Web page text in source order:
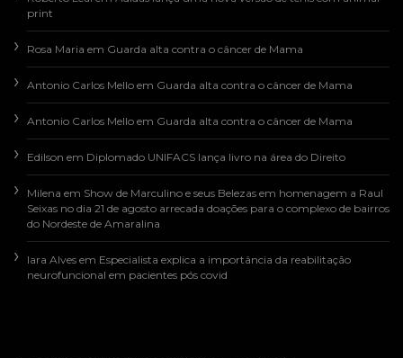
print
Rosa Maria em Guarda alta contra o câncer de Mama
Antonio Carlos Mello em Guarda alta contra o câncer de Mama
Antonio Carlos Mello em Guarda alta contra o câncer de Mama
Edilson em Diplomado UNIFACS lança livro na área do Direito
Milena em Show de Marculino e seus Belezas em homenagem a Raul
Seixas no dia 21 de agosto arrecada doações para o complexo de bairros
do Nordeste de Amaralina
Iara Alves em Especialista explica a importância da reabilitação
neurofuncional em pacientes pós covid